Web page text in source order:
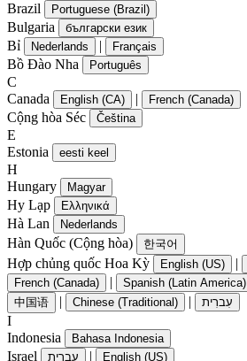
Brazil Portuguese (Brazil)
Bulgaria български език
Bỉ Nederlands | Français
Bồ Đào Nha Português
C
Canada
English (CA) | French (Canada)
Cộng hòa Séc Čeština
E
Estonia
eesti keel
H
Hungary
Magyar
Hy Lạp Ελληνικά
Hà Lan Nederlands
Hàn Quốc (Cộng hòa) 한국어
Hợp chủng quốc Hoa Kỳ English (US) |
French (Canada) | Spanish (Latin America)
中国语 | Chinese (Traditional) | עִברִית
I
Indonesia
Bahasa Indonesia
Israel עִברִית | English (US)